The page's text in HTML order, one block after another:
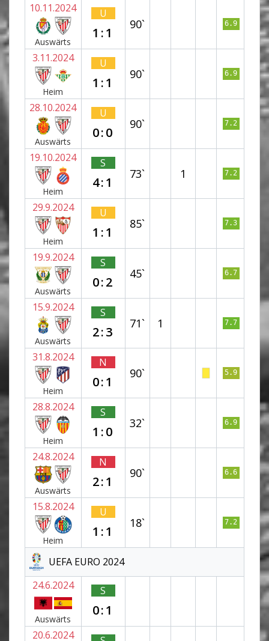
10.11.2024
Auswärts
U
1:1
90` 6.9
3.11.2024
Heim
U
1:1
90` 6.9
28.10.2024
Auswärts
U
0:0
90` 7.2
19.10.2024
Heim
S
4:1
73` 1 7.2
29.9.2024
Heim
U
1:1
85` 7.3
19.9.2024
Auswärts
S
0:2
45` 6.7
15.9.2024
Auswärts
S
2:3
71` 1 7.7
31.8.2024
Heim
N
0:1
90` 5.9
28.8.2024
Heim
S
1:0
32` 6.9
24.8.2024
Auswärts
N
2:1
90` 6.6
15.8.2024
Heim
U
1:1
18` 7.2
UEFA EURO 2024
24.6.2024
Auswärts
S
0:1
20.6.2024